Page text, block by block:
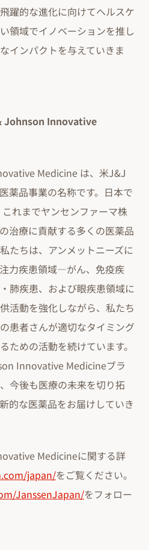
躍的な進化に向けてヘルスケ
領域でイノベーションを推し
インパクトを与えていきま
Johnson Innovative
Medicine は、米J&J
薬品事業の名称です。日本で
れまでヤンセンファーマ株
治療に貢献する多くの医薬品
たちは、アンメットニーズに
力疾患領域―がん、免疫疾
肺疾患、および眼疾患領域に
活動を強化しながら、私たち
患者さんが適切なタイミング
ための活動を続けています。
Innovative Medicineブラ
今後も医療の未来を切り拓
的な医薬品をお届けしていき
Medicineに関する詳
japan/をご覧ください。
JanssenJapan/をフォロー